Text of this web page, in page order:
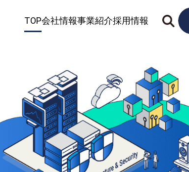
TOP会社情報事業紹介採用情報